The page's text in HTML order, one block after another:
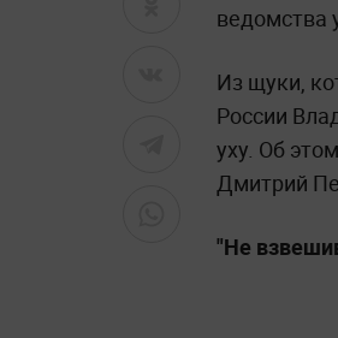
ведомства
Из щуки,
России
уху. Об
Дмитрий
"Не